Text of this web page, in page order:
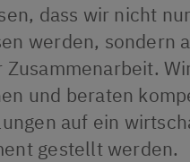
dass wir nicht
werden, sondern
Zusammenarbeit.
und beraten
auf ein
gestellt werden.